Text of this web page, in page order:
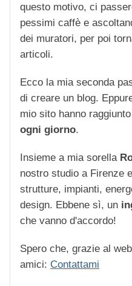
questo motivo, ci
pessimi caffè e
dei muratori, per poi
articoli.
Ecco la mia seconda
di creare un blog.
mio sito hanno
ogni giorno.
Insieme a mia sorella
nostro studio a Firenze
strutture, impianti,
design. Ebbene sì, un
che vanno d'accordo!
Spero che, grazie al
amici: Contattami